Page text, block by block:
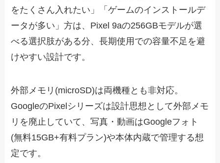
をたくさん入れたい」「ゲームのインストールデ
ータが多い」方は、Pixel 9aの256GBモデルが選
べる選択肢がある分、長期使用での容量不足を避
けやすい設計です。
外部メモリ(microSD)は両機種とも非対応。
GoogleのPixelシリーズは設計思想として外部メモ
リを廃止していて、写真・動画はGoogleフォト
(無料15GB+有料プラン)や本体内蔵で管理する想
定です。